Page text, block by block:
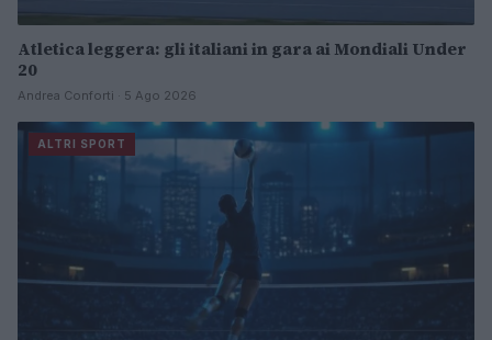
Atletica leggera: gli italiani in gara ai Mondiali Under
20
Andrea Conforti · 5 Ago 2026
ALTRI SPORT